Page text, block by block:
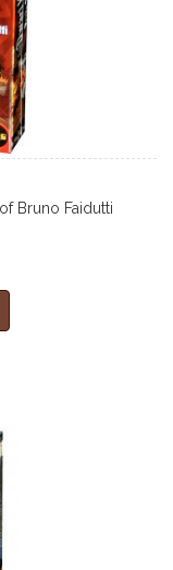
Bruno Faidutti